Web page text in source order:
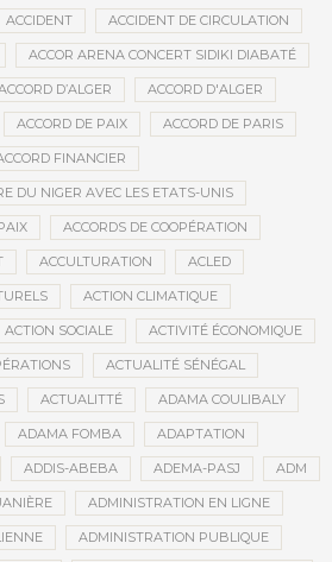
ACCIDENT ACCIDENT DE CIRCULATION
ACCOR ARENA CONCERT SIDIKI DIABATÉ
D’ALGER ACCORD D'ALGER
ACCORD DE PAIX ACCORD DE PARIS
FINANCIER
DU NIGER AVEC LES ETATS-UNIS
ACCORDS DE COOPÉRATION
ACCULTURATION ACLED
ACTION CLIMATIQUE
ACTION SOCIALE ACTIVITÉ ÉCONOMIQUE
ACTUALITÉ SÉNÉGAL
ACTUALITTÉ ADAMA COULIBALY
ADAMA FOMBA ADAPTATION
ADDIS-ABEBA ADEMA-PASJ ADM
ADMINISTRATION EN LIGNE
ADMINISTRATION PUBLIQUE